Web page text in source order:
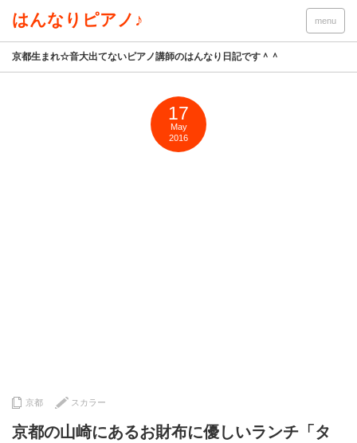
はんなりピアノ♪ menu
京都生まれ☆音大出てないピアノ講師のはんなり日記です＾＾
17
May
2016
京都 スカラー
京都の山崎にあるお財布に優しいランチ「タ